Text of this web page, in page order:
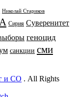
Николай Стариков
Сирия Суверенитет
геноцид
санкции сми
и СО . All Rights